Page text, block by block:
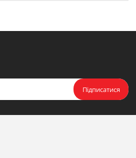
Підписатися